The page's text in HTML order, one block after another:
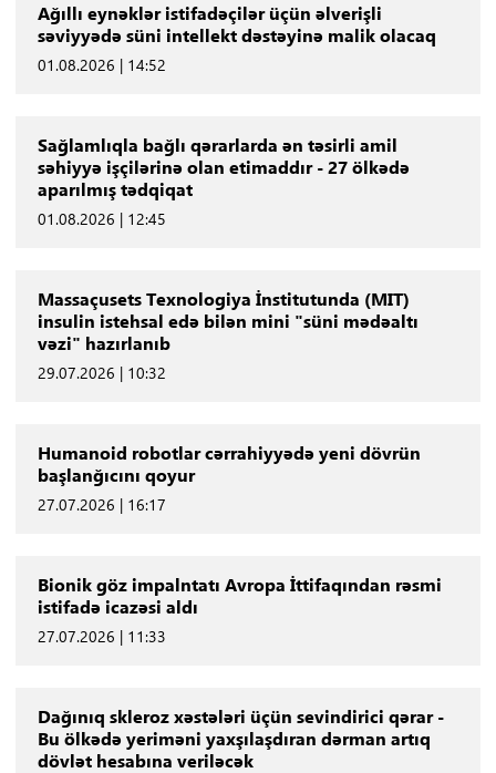
Ağıllı eynəklər istifadəçilər üçün əlverişli
səviyyədə süni intellekt dəstəyinə malik olacaq
01.08.2026 | 14:52
Sağlamlıqla bağlı qərarlarda ən təsirli amil
səhiyyə işçilərinə olan etimaddır - 27 ölkədə
aparılmış tədqiqat
01.08.2026 | 12:45
Massaçusets Texnologiya İnstitutunda (MIT)
insulin istehsal edə bilən mini "süni mədəaltı
vəzi" hazırlanıb
29.07.2026 | 10:32
Humanoid robotlar cərrahiyyədə yeni dövrün
başlanğıcını qoyur
27.07.2026 | 16:17
Bionik göz impalntatı Avropa İttifaqından rəsmi
istifadə icazəsi aldı
27.07.2026 | 11:33
Dağınıq skleroz xəstələri üçün sevindirici qərar -
Bu ölkədə yeriməni yaxşılaşdıran dərman artıq
dövlət hesabına veriləcək